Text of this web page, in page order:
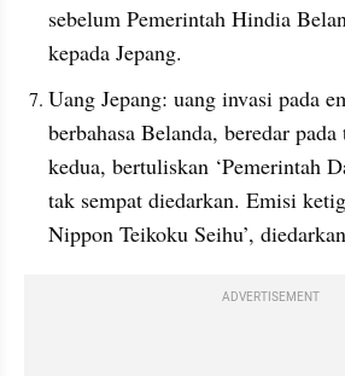
sebelum Pemerintah Hindia
kepada Jepang.
Uang Jepang: uang invasi pada
berbahasa Belanda, beredar
kedua, bertuliskan ‘Pemerintah
tak sempat diedarkan. Emisi
Nippon Teikoku Seihu’,
ADVERTISEMENT